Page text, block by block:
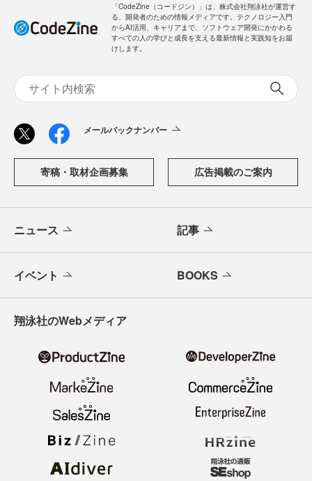
「CodeZine（コードジン）」は、株式会社翔泳社が運営す
る、開発者のための情報メディアです。テクノロジー入門
からAI活用、キャリアまで、ソフトウェア開発にかかわる
すべての人の学びと成長を支える最新情報と実践知をお届
けします。
メールバックナンバー
寄稿・取材企画募集 広告掲載のご案内
ニュース 記事
イベント BOOKS
翔泳社のWebメディア